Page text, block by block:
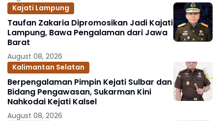
Kajati Lampung
Taufan Zakaria Dipromosikan Jadi Kajati
Lampung, Bawa Pengalaman dari Jawa
Barat
August 08, 2026
Kalimantan Selatan
Berpengalaman Pimpin Kejati Sulbar dan
Bidang Pengawasan, Sukarman Kini
Nahkodai Kejati Kalsel
August 08, 2026